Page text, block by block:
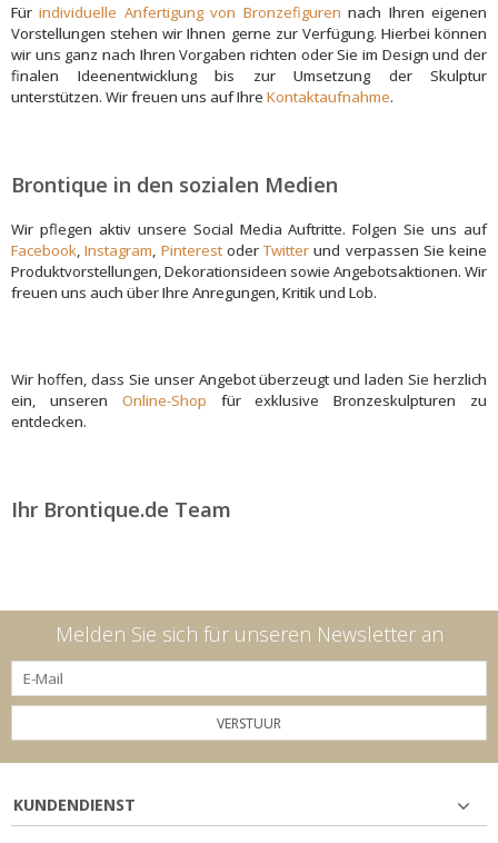
Fürindividuelle Anfertigung von Bronzefiguren nach Ihren eigenen
Vorstellungen stehen wir Ihnen gerne zur Verfügung. Hierbei können
wir uns ganz nach Ihren Vorgaben richten oder Sie im Design und der
finalen Ideenentwicklung bis zur Umsetzung der Skulptur
unterstützen. Wir freuen uns auf Ihre Kontaktaufnahme.
Brontique in den sozialen Medien
Wir pflegen aktiv unsere Social Media Auftritte. Folgen Sie uns auf
Facebook,Instagram, Pinterestoder Twitter und verpassen Sie keine
Produktvorstellungen, Dekorationsideen sowie Angebotsaktionen. Wir
freuen uns auch über Ihre Anregungen, Kritik und Lob.
Wir hoffen, dass Sie unser Angebot überzeugt und laden Sie herzlich
ein, unseren Online-Shop für exklusive Bronzeskulpturen zu
entdecken.
Ihr Brontique.de Team
Melden Sie sich für unseren Newsletter an
VERSTUUR
KUNDENDIENST